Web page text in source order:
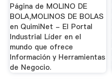
Página de MOLINO DE
BOLA,MOLINOS DE BOLAS
en QuimiNet - El Portal
Industrial Líder en el
mundo que ofrece
Información y Herramientas
de Negocio.